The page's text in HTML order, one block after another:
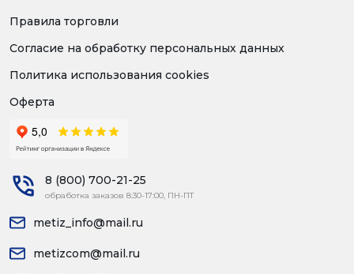
Правила торговли
Согласие на обработку персональных данных
Политика использования cookies
Оферта
8 (800) 700-21-25
обработка заказов 8:30-17:00, ПН-ПТ
metiz_info@mail.ru
metizcom@mail.ru